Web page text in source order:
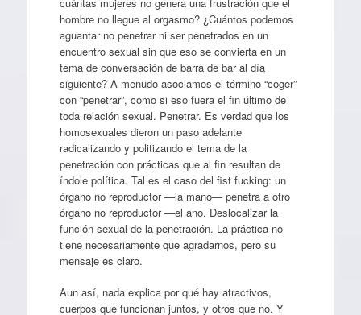
hombre no llegue al orgasmo? ¿Cuántos podemos
aguantar no penetrar ni ser penetrados en un
encuentro sexual sin que eso se convierta en un
tema de conversación de barra de bar al día
siguiente? A menudo asociamos el término “coger”
con “penetrar”, como si eso fuera el fin último de
toda relación sexual. Penetrar. Es verdad que los
homosexuales dieron un paso adelante
radicalizando y politizando el tema de la
penetración con prácticas que al fin resultan de
índole política. Tal es el caso del fist fucking: un
órgano no reproductor —la mano— penetra a otro
órgano no reproductor —el ano. Deslocalizar la
función sexual de la penetración. La práctica no
tiene necesariamente que agradarnos, pero su
mensaje es claro.
Aun así, nada explica por qué hay atractivos,
cuerpos que funcionan juntos, y otros que no. Y